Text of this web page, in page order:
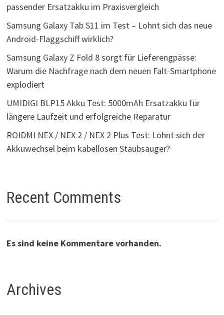
passender Ersatzakku im Praxisvergleich
Samsung Galaxy Tab S11 im Test – Lohnt sich das neue
Android-Flaggschiff wirklich?
Samsung Galaxy Z Fold 8 sorgt für Lieferengpässe:
Warum die Nachfrage nach dem neuen Falt-Smartphone
explodiert
UMIDIGI BLP15 Akku Test: 5000mAh Ersatzakku für
längere Laufzeit und erfolgreiche Reparatur
ROIDMI NEX / NEX 2 / NEX 2 Plus Test: Lohnt sich der
Akkuwechsel beim kabellosen Staubsauger?
Recent Comments
Es sind keine Kommentare vorhanden.
Archives